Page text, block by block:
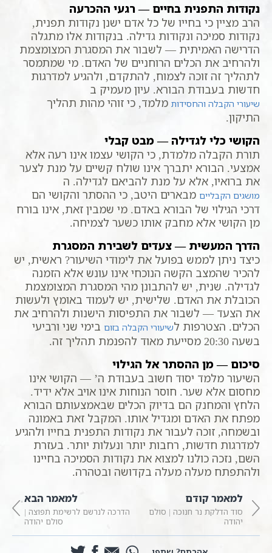
נקודות התפנית בחיים — רגעי ההכרעה
הרב מציין כי בחייו של כל אדם ישנן נקודות תפנית,
נקודות סמיכה ונקודות גדילה. בנקודות אלו מתגלה
הדרישה האמיתית — לשבור את המסגרת המצומצמת
ולהרחיב את הכלים הרוחניים של האדם. מי שמתמסר
לתהליך זה זוכה לצמוח, להתקדם, ולהגיע למדרגות
חדשות בעבודת הבורא. עיון מעמיק ב
שיעורי הקבלה והחסידות מלמד, כי זוהי מהות תהליך
התיקון.
הקושי כלי לגדילה — מבט קבלי
תורת הקבלה מלמדת, כי הקושי עצמו אינו רעה אלא
אמצעי. הבורא יתברך אינו שולח קשיים על מנת לצער
את ברואיו, אלא על מנת להביאם לגדילה. ה
מושגים הקבליים מבארים היטב, כי ההסתר והקושי הם
דרכי הגילוי של הבורא באדם. מי שמבין זאת, אינו בורח
מן הקושי אלא מחבק אותו כשער לצמיחה.
הדרך המעשית — צעדים לשבירת המסגרת
כיצד ניתן לממש בפועל את לימודי השיעור? ראשית, יש
להכיר שהמצב הקשה הנוכחי אינו עונש אלא הזמנה
לגדילה. שנית, יש להתבונן מהי המסגרת המצומצמת
הכובלת את האדם. שלישית, יש לעמוד באומץ ולעשות
את הצעד — לשבור את התפיסות הישנות ולהרחיב את
הכלים. הצטרפות לשיעורי הקבלה בזום בימי שני ורביעי
בשעה 20:30 מסייעת מאוד להפנמת תהליך זה.
סיכום — מן ההסתר אל הגילוי
השיעור מלמד יסוד חשוב בעבודת ה’ — הקושי אינו
מחסום אלא שער. חוסר הנוחות אינו אויב אלא ידיד.
הלחץ והמחנק הם בדיוק הכלים שבאמצעותם הבורא
מפתח את האדם ומגדיל אותו. המקבל זאת באמונה
ובשמחה, זוכה לעבור את נקודות התפנית בחייו ולהגיע
למדרגות חדשות, רחבות יותר ונעלות יותר. בעזרת
השם, נזכה כולנו למצוא את נקודות הסמיכה בחיינו
ולהתפתח מעלה מעלה בקדושה ובטהרה.
למאמר קודם
סוד הדלקת נר חנוכה | סולם
יהודה
למאמר הבא
הדרכה לנרשם לרשימת תפוצה |
סולם יהודה